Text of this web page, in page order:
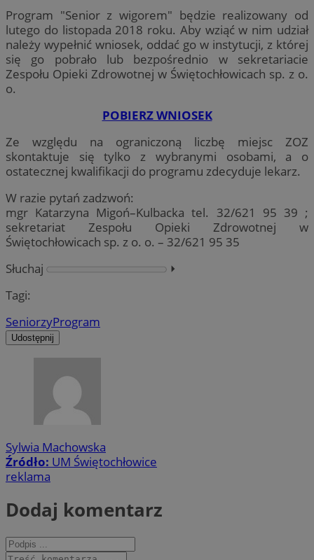
Program "Senior z wigorem" będzie realizowany od
lutego do listopada 2018 roku. Aby wziąć w nim udział
należy wypełnić wniosek, oddać go w instytucji, z której
się go pobrało lub bezpośrednio w sekretariacie
Zespołu Opieki Zdrowotnej w Świętochłowicach sp. z o.
o.
POBIERZ WNIOSEK
Ze względu na ograniczoną liczbę miejsc ZOZ
skontaktuje się tylko z wybranymi osobami, a o
ostatecznej kwalifikacji do programu zdecyduje lekarz.
W razie pytań zadzwoń:
mgr Katarzyna Migoń–Kulbacka tel. 32/621 95 39 ;
sekretariat Zespołu Opieki Zdrowotnej w
Świętochłowicach sp. z o. o. – 32/621 95 35
Słuchaj
⏵︎
Tagi:
SeniorzyProgram
Udostępnij
Sylwia Machowska
Źródło: UM Świętochłowice
reklama
Dodaj komentarz